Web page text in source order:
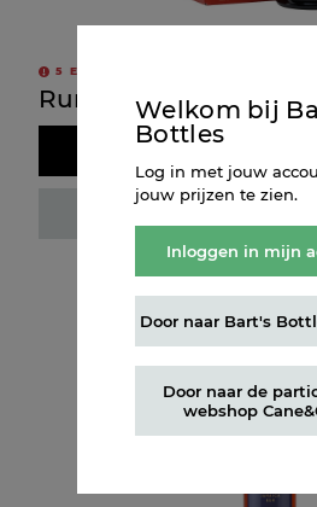
5 EXTRA LEVERDAGEN
Rum El Dorado 12Y
Welkom bij
Bottles
Log in met jouw
jouw prijzen te zien.
Inloggen in mijn
Door naar Bart's
Door naar de
webshop